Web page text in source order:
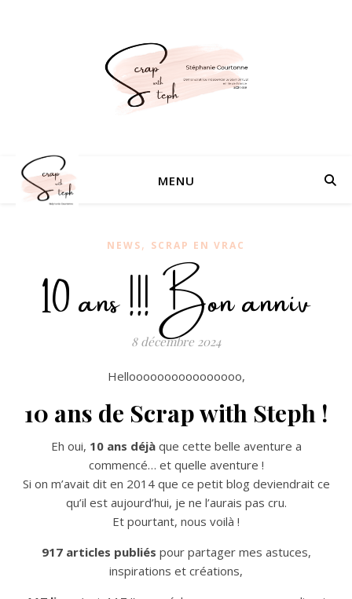
MENU
NEWS, SCRAP EN VRAC
10 ans !!! Bon anniv
8 décembre 2024
Helloooooooooooooooo,
10 ans de Scrap with Steph !
Eh oui, 10 ans déjàque cette belle aventure a
commencé… et quelle aventure !
Si on m’avait dit en 2014 que ce petit blog deviendrait ce
qu’il est aujourd’hui, je ne l’aurais pas cru.
Et pourtant, nous voilà !
917 articles publiés pour partager mes astuces,
inspirations et créations,